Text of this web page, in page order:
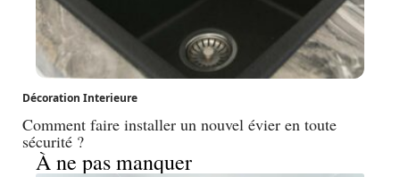
Décoration Interieure
Comment faire installer un nouvel évier en toute
sécurité ?
À ne pas manquer